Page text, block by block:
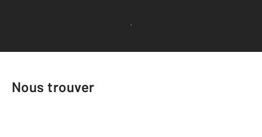
Voir tous les avis clients
Nous trouver